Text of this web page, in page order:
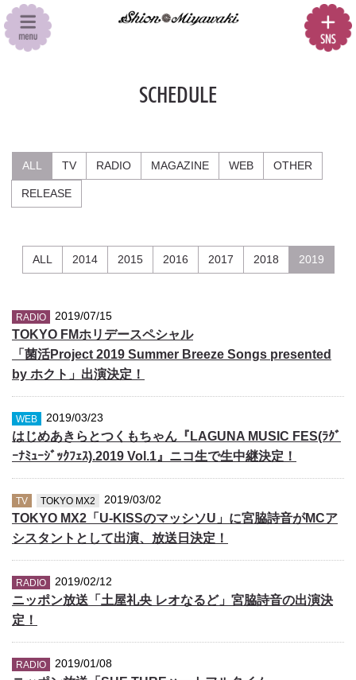
SCHEDULE
ALL TV RADIO MAGAZINE WEB OTHER
RELEASE
ALL 2014 2015 2016 2017 2018 2019
RADIO 2019/07/15
TOKYO FMホリデースペシャル
「菌活Project 2019 Summer Breeze Songs presented
by ホクト」出演決定！
WEB 2019/03/23
はじめあきらとつくもちゃん『LAGUNA MUSIC FES(ﾗｸﾞ
ｰﾅﾐｭｰｼﾞｯｸﾌｪｽ).2019 Vol.1』ニコ生で生中継決定！
TV TOKYO MX2 2019/03/02
TOKYO MX2「U-KISSのマッシソU」に宮脇詩音がMCア
シスタントとして出演、放送日決定！
RADIO 2019/02/12
ニッポン放送「土屋礼央 レオなるど」宮脇詩音の出演決
定！
RADIO 2019/01/08